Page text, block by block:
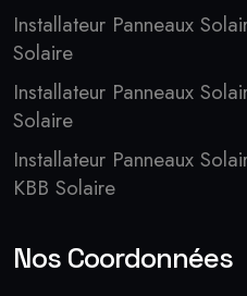
Installateur Panneaux
Solaire
Installateur Panneaux
Solaire
Installateur Panneaux
KBB Solaire
Nos Coordonnées